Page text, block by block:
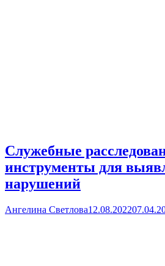
Служебные
инструменты для
нарушений
Ангелина Светлова12.08.2022